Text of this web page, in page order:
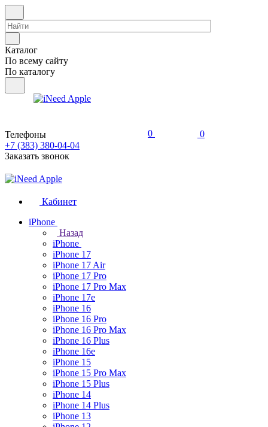
Каталог
По всему сайту
По каталогу
Телефоны
+7 (383) 380-04-04
Заказать звонок
0 0
Кабинет
iPhone
Назад
iPhone
iPhone 17
iPhone 17 Air
iPhone 17 Pro
iPhone 17 Pro Max
iPhone 17e
iPhone 16
iPhone 16 Pro
iPhone 16 Pro Max
iPhone 16 Plus
iPhone 16e
iPhone 15
iPhone 15 Pro Max
iPhone 15 Plus
iPhone 14
iPhone 14 Plus
iPhone 13